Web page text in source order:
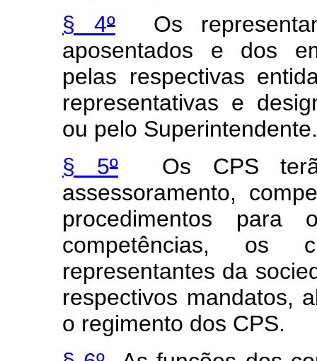
§ 4ºOs
aposentados e dos
pelas respectivas
representativas e
ou pelo Superintendente.
§ 5ºOs CPS
assessoramento,
procedimentos para
competências, os
representantes da
respectivos mandatos,
o regimento dos CPS.